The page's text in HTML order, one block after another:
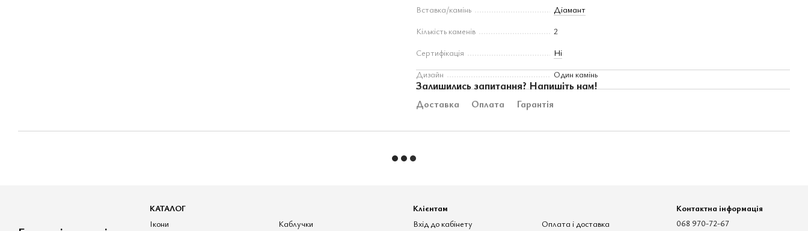
Вставка/камінь
Діамант
Кількість каменів
2
Сертифікація
Ні
Дизайн
Один камінь
Залишились запитання? Напишіть нам!
Доставка Оплата Гарантія
КАТАЛОГ
Ікони
Каблучки
Клієнтам
Вхід до кабінету
Оплата і доставка
Контактна інформація
068 970-72-67